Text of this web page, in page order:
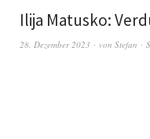
Ilija Matusko:
28. Dezember 2023 von Stefan